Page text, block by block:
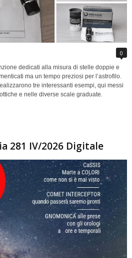
0
dedicati alla misura di stelle doppie e
ma un tempo preziosi per l’astrofilo.
tre interessanti esempi, qui messi
e nelle diverse scale graduate.
281 IV/2026 Digitale